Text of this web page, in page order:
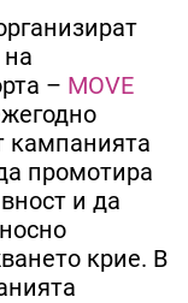
– MOVE
кампанията
промотира
и да
крие. В